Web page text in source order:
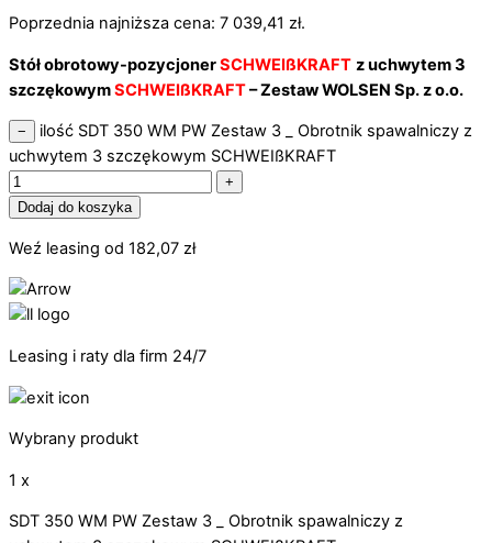
Poprzednia najniższa cena: 7 039,41 zł.
Stół obrotowy-pozycjonerSCHWEIßKRAFT z uchwytem 3
szczękowymSCHWEIßKRAFT–Zestaw WOLSEN Sp. z o.o.
−
ilość SDT 350 WM PW Zestaw 3 _ Obrotnik spawalniczy z
uchwytem 3 szczękowym SCHWEIßKRAFT
+
Dodaj do koszyka
Weź leasing od 182,07 zł
Leasing i raty dla firm 24/7
Wybrany produkt
1 x
SDT 350 WM PW Zestaw 3 _ Obrotnik spawalniczy z